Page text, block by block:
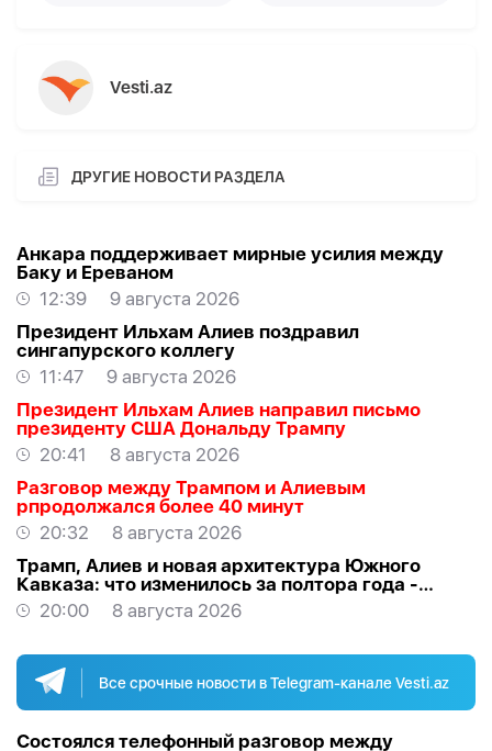
Vesti.az
ДРУГИЕ НОВОСТИ РАЗДЕЛА
Анкара поддерживает мирные усилия между
Баку и Ереваном
12:39
9 августа 2026
Президент Ильхам Алиев поздравил
сингапурского коллегу
11:47
9 августа 2026
Президент Ильхам Алиев направил письмо
президенту США Дональду Трампу
20:41
8 августа 2026
Разговор между Трампом и Алиевым
рпродолжался более 40 минут
20:32
8 августа 2026
Трамп, Алиев и новая архитектура Южного
Кавказа: что изменилось за полтора года -
ВЗГЛЯД
20:00 8 августа 2026
Все срочные новости в Telegram-канале Vesti.az
Состоялся телефонный разговор между